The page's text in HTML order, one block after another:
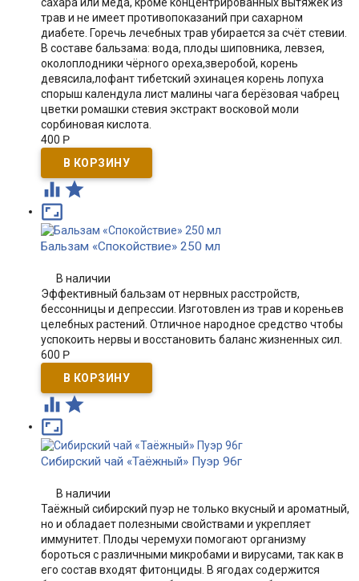
трав и не имеет противопоказаний при сахарном
диабете. Горечь лечебных трав убирается за счёт стевии.
В составе бальзама: вода, плоды шиповника, левзея,
околоплодники чёрного ореха, ​зверобой, корень
девясила, ​лофант тибетский эхинацея корень лопуха
спорыш календула лист малины чага берёзовая чабрец ​
цветки ромашки стевия экстракт восковой моли
сорбиновая кислота.
400 Р
 

Бальзам «Спокойствие» 250 мл
В наличии
Эффективный бальзам от нервных расстройств,
бессонницы и депрессии. Изготовлен из трав и кореньев
целебных растений. Отличное народное средство чтобы
успокоить нервы и восстановить баланс жизненных сил.
600 Р
 

Сибирский чай «Таёжный» Пуэр 96г
В наличии
Таёжный сибирский пуэр не только вкусный и ароматный,
но и обладает полезными свойствами и укрепляет
иммунитет. Плоды черемухи помогают организму
бороться с различными микробами и вирусами, так как в
его состав входят фитонциды. В ягодах содержится